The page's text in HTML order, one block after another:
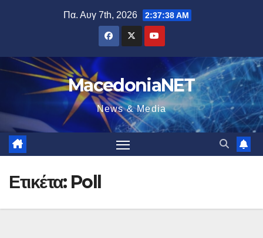
Πα. Αυγ 7th, 2026 2:37:39 AM
MacedoniaNET
News & Media
Ετικέτα: Poll